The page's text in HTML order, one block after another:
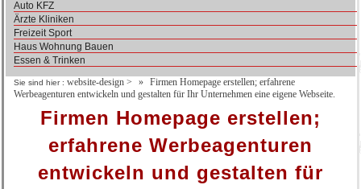
Auto KFZ
Ärzte Kliniken
Freizeit Sport
Haus Wohnung Bauen
Essen & Trinken
Sie sind hier : website-design >
Firmen Homepage erstellen; erfahrene
Werbeagenturen entwickeln und gestalten für Ihr Unternehmen eine eigene Webseite.
Firmen Homepage erstellen;
erfahrene Werbeagenturen
entwickeln und gestalten für